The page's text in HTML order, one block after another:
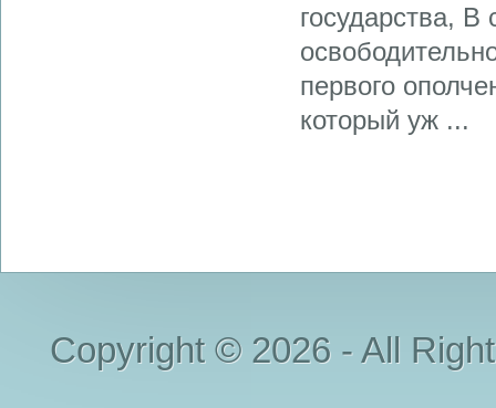
государства,
первого
который уж ...
Copyright © 2026 - All